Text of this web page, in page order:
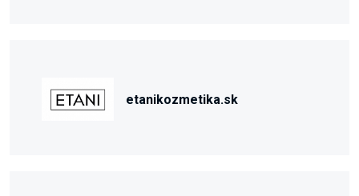
etanikozmetika.sk